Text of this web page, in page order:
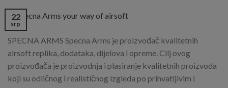
22
srp
SPECNA ARMS Specna Arms je proizvođač kvalitetnih
airsoft replika, dodataka, dijelova i opreme. Cilj ovog
proizvođača je proizvodnja i plasiranje kvalitetnih proizvoda
koji su odličnog i realističnog izgleda po prihvatljivim i